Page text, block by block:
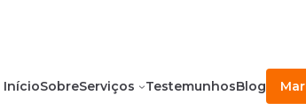
InícioSobreServiços TestemunhosBlog